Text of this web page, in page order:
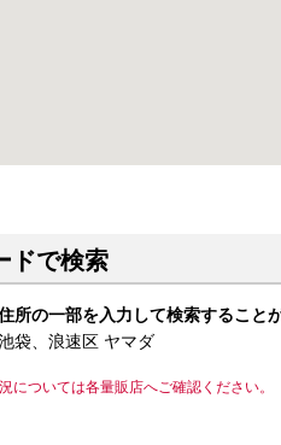
ドで検索
所の一部を入力して検索すること
袋、浪速区 ヤマダ
については各量販店へご確認ください。